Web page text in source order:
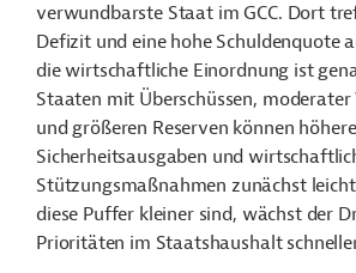
verwundbarste Staat im GCC. Dort
Defizit und eine hohe Schuldenquote
die wirtschaftliche Einordnung ist
Staaten mit Überschüssen, moderater
und größeren Reserven können höhere
Sicherheitsausgaben und
Stützungsmaßnahmen zunächst
diese Puffer kleiner sind, wächst der
Prioritäten im Staatshaushalt